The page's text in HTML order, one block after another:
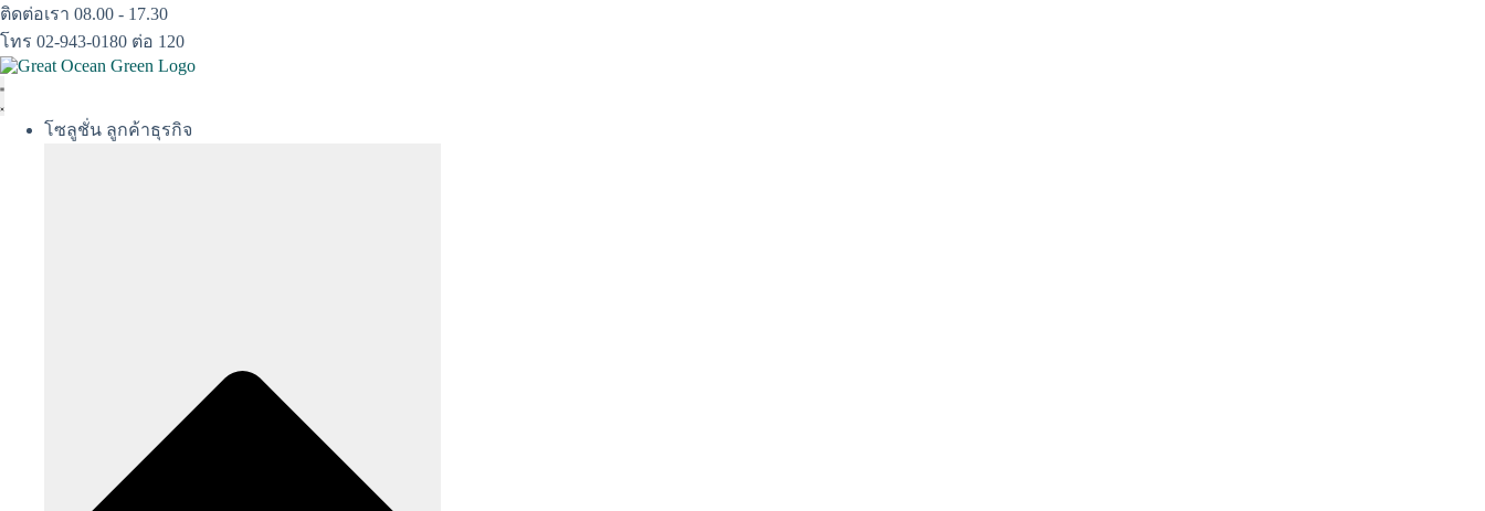
Skip
to
content
ติดต่อเรา 08.00 - 17.30
โทร 02-943-0180 ต่อ 120
โซลูชั่น ลูกค้าธุรกิจ